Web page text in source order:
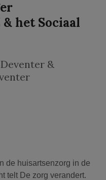
het Sociaal
&
de huisartsenzorg in de
telt De zorg verandert.